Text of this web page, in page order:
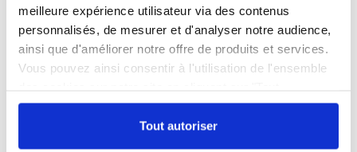
meilleure expérience utilisateur via des contenus
personnalisés, de mesurer et d'analyser notre audience,
ainsi que d'améliorer notre offre de produits et services.
Vous pouvez ainsi consentir à l'utilisation de l'ensemble
autoriser". Cependant, si vous ne souhaitez autoriser que
certains types de cookies, veuillez cliquer sur
"Personnaliser mes choix".
Tout autoriser
Ferments de protection frais et cuit - sachet